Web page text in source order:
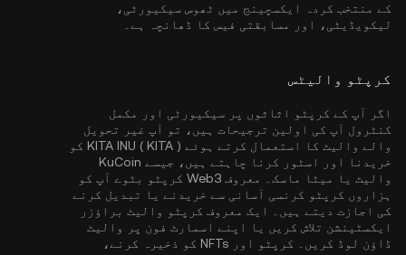
کے منتخب کردہ ایکسچینج میں ٹھوس سیکیورٹی،
لیکویڈیٹی، اور مسابقتی فیس کا ڈھانچہ ہے۔
کرپٹو والیٹس
اگر آپ کے کرپٹو اثاثوں پر سیکیورٹی اور مکمل
کنٹرول آپ کی اولین ترجیحات ہیں، تو آپ غیر تحویل
والے والیٹ کا استعمال کرتے ہوئے KITA INU ( KITA ) کو
خریدنا اور اسٹور کرنا چاہتے ہیں، جیسے KuCoin
والیٹ
یا میٹا ماسک۔ معروف Web3 کرپٹو بٹوے آپ کو
ہزاروں کرپٹو کرنسی آسانی سے خریدنے یا تبدیل کرنے
کی اجازت دیتے ہیں۔ ایک معروف کرپٹو والیٹ براؤزر
ایکسٹینشن تلاش کریں یا اپنے اسمارٹ فون پر والیٹ
ڈاؤن لوڈ کریں۔ کرپٹو اور NFTs کو ذخیرہ کرنے،